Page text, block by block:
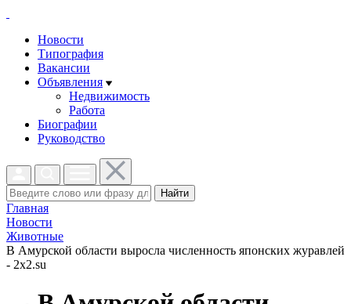
Новости
Типография
Вакансии
Объявления
Недвижимость
Работа
Биографии
Руководство
Найти
Главная
Новости
Животные
В Амурской области выросла численность японских журавлей
- 2x2.su